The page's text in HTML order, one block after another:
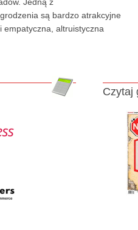
są bardzo atrakcyjne
empatyczna, altruistyczna
Czytaj